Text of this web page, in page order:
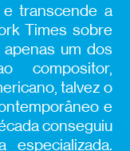
e transcende a
Times sobre
um dos
compositor,
talvez o
e
conseguiu